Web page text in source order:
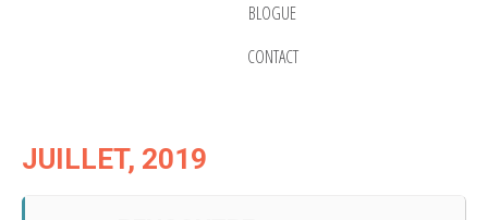
BLOGUE
CONTACT
JUILLET, 2019